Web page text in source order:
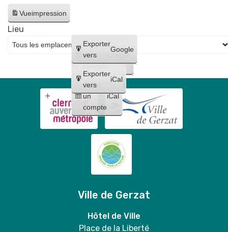
Vueimpression
Créer
un
compte
Google
Créer
un
compte
iCal
Exporter
vers
Google
Exporter
vers
iCal
Lieu
Ville de Gerzat
Hôtel de Ville
Place de la Liberté